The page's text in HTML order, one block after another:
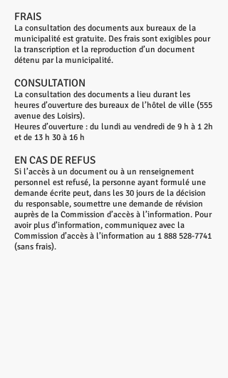
FRAIS
La consultation des documents aux bureaux de la
municipalité est gratuite. Des frais sont exigibles pour
la transcription et la reproduction d’un document
détenu par la municipalité.
CONSULTATION
La consultation des documents a lieu durant les
heures d’ouverture des bureaux de l’hôtel de ville (555
avenue des Loisirs).
Heures d’ouverture : du lundi au vendredi de 9 h à 1 2h
et de 13 h 30 à 16 h
EN CAS DE REFUS
Si l’accès à un document ou à un renseignement
personnel est refusé, la personne ayant formulé une
demande écrite peut, dans les 30 jours de la décision
du responsable, soumettre une demande de révision
auprès de la Commission d’accès à l’information. Pour
avoir plus d’information, communiquez avec la
Commission d’accès à l’information au 1 888 528-7741
(sans frais).